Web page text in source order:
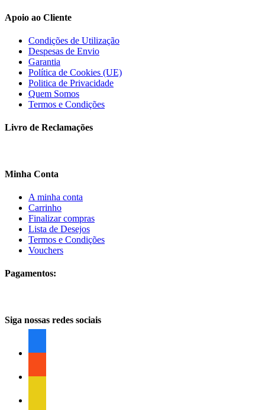
Apoio ao Cliente
Condições de Utilização
Despesas de Envio
Garantia
Política de Cookies (UE)
Politica de Privacidade
Quem Somos
Termos e Condições
Livro de Reclamações
Minha Conta
A minha conta
Carrinho
Finalizar compras
Lista de Desejos
Termos e Condições
Vouchers
Pagamentos:
Siga nossas redes sociais